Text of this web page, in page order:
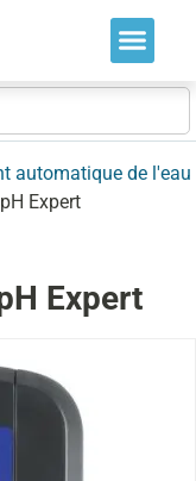
automatique de l'eau
Expert
Expert